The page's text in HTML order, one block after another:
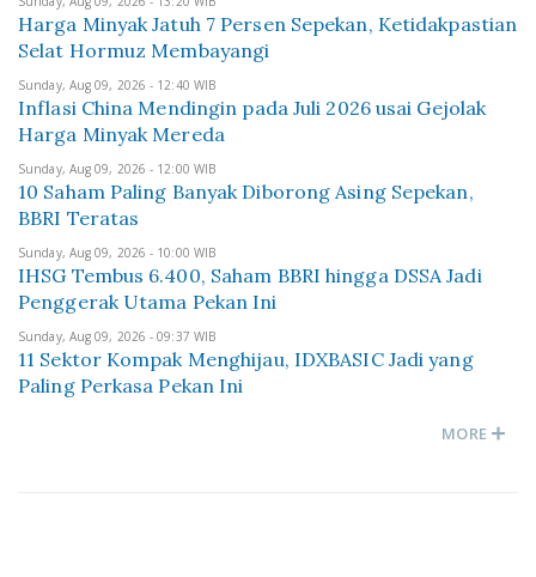
Harga Minyak Jatuh 7 Persen Sepekan, Ketidakpastian
Selat Hormuz Membayangi
Sunday, Aug 09, 2026 - 12:40 WIB
Inflasi China Mendingin pada Juli 2026 usai Gejolak
Harga Minyak Mereda
Sunday, Aug 09, 2026 - 12:00 WIB
10 Saham Paling Banyak Diborong Asing Sepekan,
BBRI Teratas
Sunday, Aug 09, 2026 - 10:00 WIB
IHSG Tembus 6.400, Saham BBRI hingga DSSA Jadi
Penggerak Utama Pekan Ini
Sunday, Aug 09, 2026 - 09:37 WIB
11 Sektor Kompak Menghijau, IDXBASIC Jadi yang
Paling Perkasa Pekan Ini
MORE